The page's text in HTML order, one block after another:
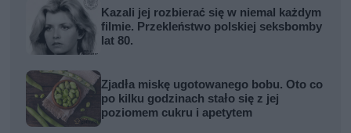
Kazali jej rozbierać się w niemal każdym
filmie. Przekleństwo polskiej seksbomby
lat 80.
Zjadła miskę ugotowanego bobu. Oto co
po kilku godzinach stało się z jej
poziomem cukru i apetytem